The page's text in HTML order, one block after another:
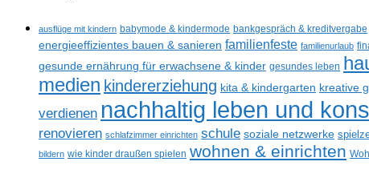
ausflüge mit kindern babymode & kindermode bankgespräch & kreditvergabe
energieeffizientes bauen & sanieren familienfeste familienurlaub
gesunde ernährung für erwachsene & kinder gesundes leben
medien kindererziehung kita & kindergarten kreative
verdienen nachhaltig leben und
renovieren schlafzimmer einrichten schule soziale netzwerke
bildern wie kinder draußen spielen wohnen & einrichten